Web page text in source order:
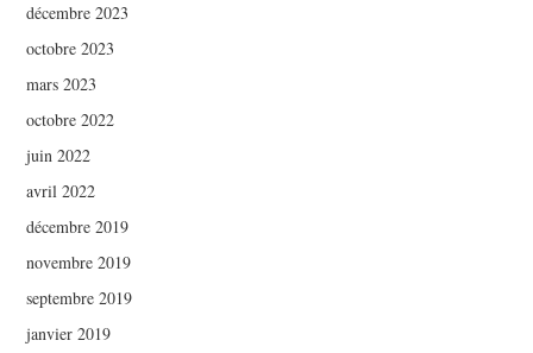
décembre 2023
octobre 2023
mars 2023
octobre 2022
juin 2022
avril 2022
décembre 2019
novembre 2019
septembre 2019
janvier 2019